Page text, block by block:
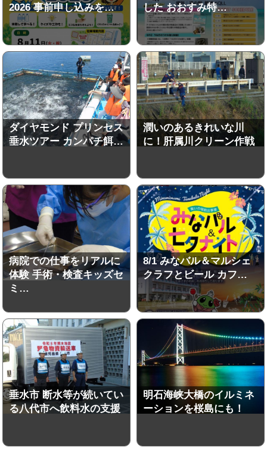
2026 事前申し込みを… した おおすみ特…
ダイヤモンド プリンセス
垂水ツアー カンパチ餌…
潤いのあるきれいな川
に！肝属川クリーン作戦
病院での仕事をリアルに
体験 手術・検査キッズセ
ミ…
8/1 みなバル＆マルシェ
クラフとビール カフ…
垂水市 断水等が続いてい
る八代市へ飲料水の支援
明石海峡大橋のイルミネ
ーションを桜島にも！